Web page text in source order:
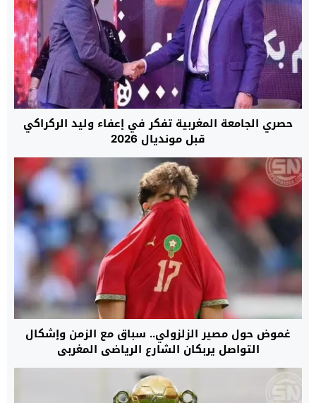
حصري الجامعة المغربية تفكر في إعفاء وليد الركراكي
قبل مونديال 2026
غموض حول مصير الزلزولي.. سباق مع الزمن وإشكال
التواصل يربكان الشارع الرياضي المغربي